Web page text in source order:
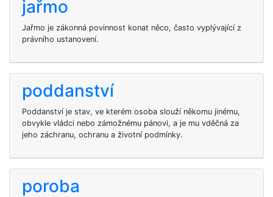
jařmo
Jařmo je zákonná povinnost konat něco, často vyplývající z
právního ustanovení.
poddanství
Poddanství je stav, ve kterém osoba slouží někomu jinému,
obvykle vládci nebo zámožnému pánovi, a je mu vděčná za
jeho záchranu, ochranu a životní podmínky.
poroba